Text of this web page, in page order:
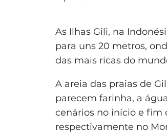
As Ilhas Gili, na
para uns 20 metros,
das mais ricas do
A areia das praias de
parecem farinha, a
cenários no início e fim
respectivamente no